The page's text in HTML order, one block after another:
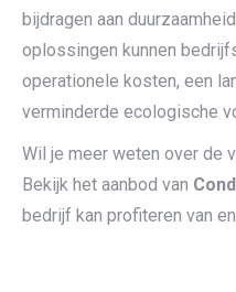
bijdragen aan
oplossingen kunnen
operationele kosten, een
verminderde ecologische
Wil je meer weten over de
Bekijk het aanbod van
bedrijf kan profiteren van